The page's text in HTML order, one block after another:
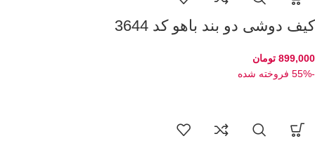
کیف دوشی دو بند باهو کد 3644
899,000 تومان
-55%
فروخته شده